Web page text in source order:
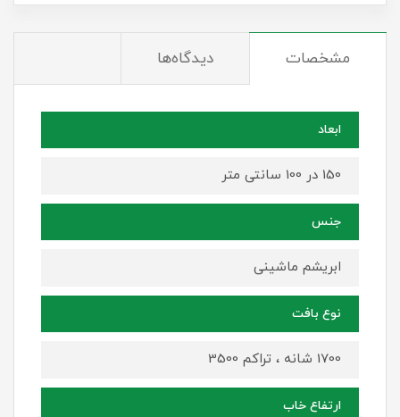
مشخصات دیدگاه‌ها
ابعاد
150 در 100 سانتی متر
جنس
ابریشم ماشینی
نوع بافت
1700 شانه ، تراکم 3500
ارتفاع خاب